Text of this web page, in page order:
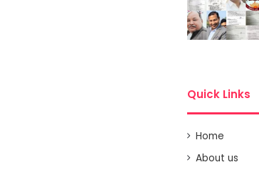
Quick Links
Home
About us